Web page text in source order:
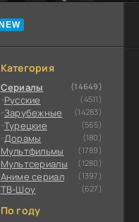
Категория
Сериалы (14649)
Русские (4511)
Зарубежные (14283)
Турецкие (565)
Дорамы (180)
Мультфильмы (1789)
Мультсериалы (1280)
Аниме сериал (1397)
ТВ-Шоу (627)
По году